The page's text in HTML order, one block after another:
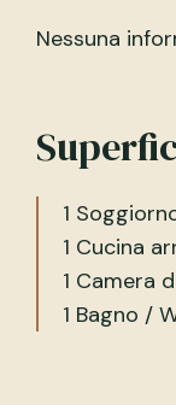
Nessuna
1
1 Cucina
1 Camera
1 Bagno /